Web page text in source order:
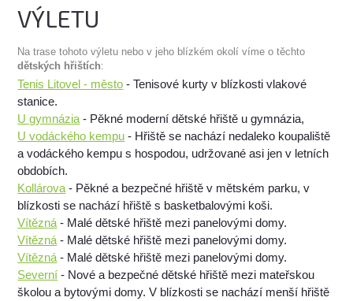
VÝLETU
Na trase tohoto výletu nebo v jeho blízkém okolí víme o těchto
dětských hřištích:
Tenis Litovel - město - Tenisové kurty v blízkosti vlakové
stanice.
U gymnázia - Pěkné moderní dětské hřiště u gymnázia,
U vodáckého kempu - Hřiště se nachází nedaleko koupaliště
a vodáckého kempu s hospodou, udržované asi jen v letních
obdobích.
Kollárova - Pěkné a bezpečné hřiště v mětském parku, v
blízkosti se nachází hřiště s basketbalovými koši.
Vítězná - Malé dětské hřiště mezi panelovými domy.
Vítězná - Malé dětské hřiště mezi panelovými domy.
Vítězná - Malé dětské hřiště mezi panelovými domy.
Severní - Nové a bezpečné dětské hřiště mezi mateřskou
školou a bytovými domy. V blízkosti se nachází menší hřiště